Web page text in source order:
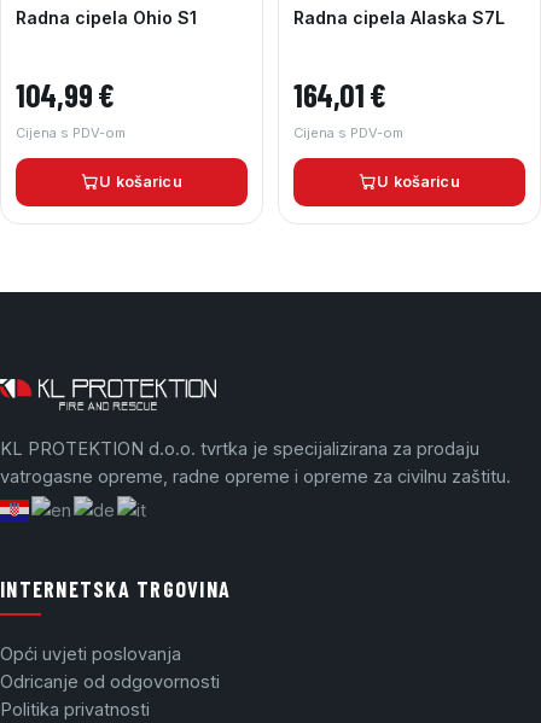
Radna cipela Ohio S1
104,99€
Cijena s PDV-om
U košaricu
Radna cipela Alaska S7L
164,01€
Cijena s PDV-om
U košaricu
KL PROTEKTION d.o.o. tvrtka je specijalizirana za prodaju
vatrogasne opreme, radne opreme i opreme za civilnu zaštitu.
INTERNETSKA TRGOVINA
Opći uvjeti poslovanja
Odricanje od odgovornosti
Politika privatnosti